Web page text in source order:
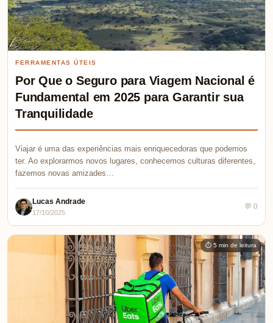
FERRAMENTAS ÚTEIS
Por Que o Seguro para Viagem Nacional é
Fundamental em 2025 para Garantir sua
Tranquilidade
Viajar é uma das experiências mais enriquecedoras que podemos
ter. Ao explorarmos novos lugares, conhecemos culturas diferentes,
fazemos novas amizades…
Lucas Andrade
17/10/2025
💬 0
⏱ 5 min de leitura